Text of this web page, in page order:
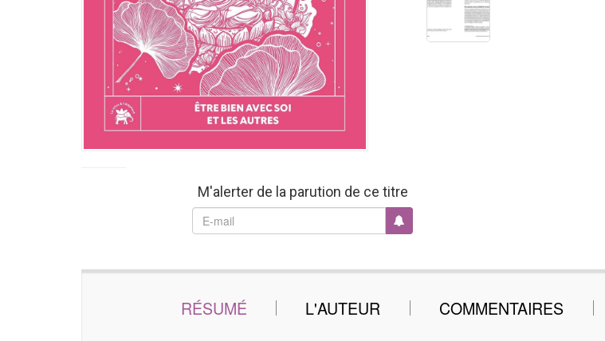
M'alerter de la parution de ce titre
RÉSUMÉ L'AUTEUR COMMENTAIRES